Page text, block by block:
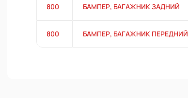
800 БАМПЕР, БАГАЖНИК ЗАДНИЙ
800 БАМПЕР, БАГАЖНИК ПЕРЕДНИЙ